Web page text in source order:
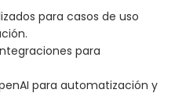
para casos de uso
para
para automatización y